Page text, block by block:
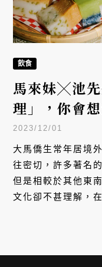
飲食
馬來妹╳池
理」，你會
2023/12/01
大馬僑生常年居境
往密切，許多著名
但是相較於其他東
文化卻不甚理解，